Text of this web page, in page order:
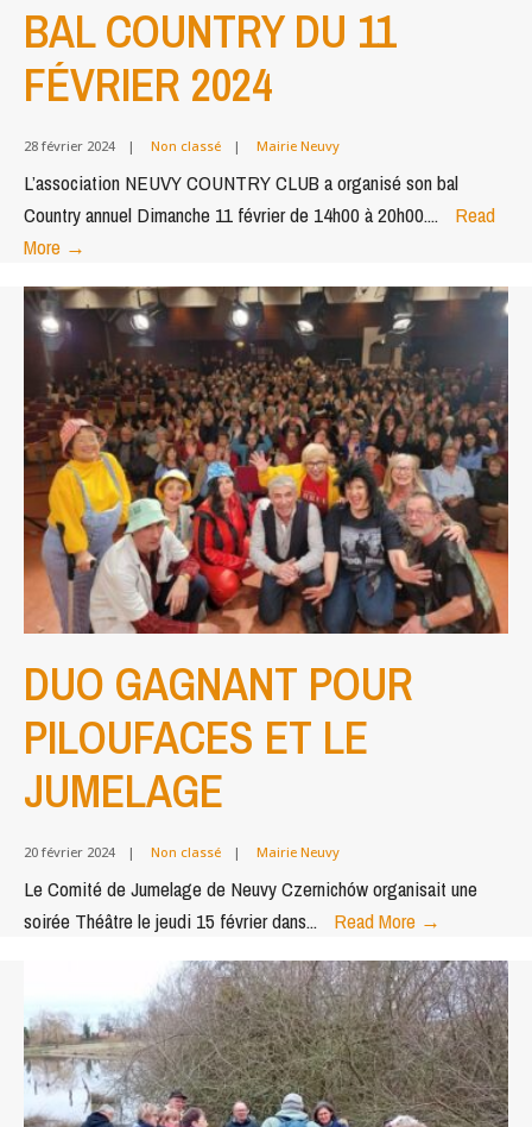
BAL COUNTRY DU 11
FÉVRIER 2024
28 février 2024 | Non classé | Mairie Neuvy
L’association NEUVY COUNTRY CLUB a organisé son bal
Country annuel Dimanche 11 février de 14h00 à 20h00....
Read
More →
DU
FÉVRIER
2024
DUO GAGNANT POUR
PILOUFACES ET LE
JUMELAGE
20 février 2024 | Non classé | Mairie Neuvy
Le Comité de Jumelage de Neuvy Czernichów organisait une
soirée Théâtre le jeudi 15 février dans... Read More →
POUR
ET
LE
JUMELAGE